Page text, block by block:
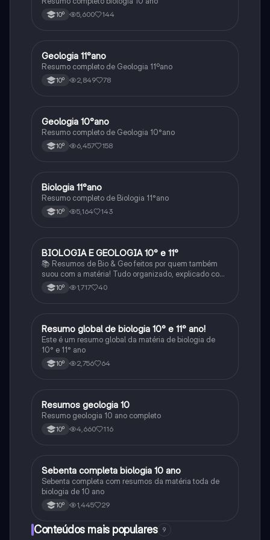
10º 5,600 144
Biologia
Geologia 11°ano
Resumo completo de Geologia 11ºano
10º 2,849 78
Biologia
Geologia 10°ano
Resumo completo de Geologia 10°ano
10º 6,457 158
Biologia
Biologia 11°ano
Resumo completo de Biologia 11°ano
10º 5,164 143
Biologia
BIOLOGIA E GEOLOGIA 10° e 11°
📚 Resumos de Bio & Geo feitos por quem também
suou com a matéria! Tudo organizado, explicado com
clareza e cheio de esquemas que ajudam mesmo a
perceber. Para estudar sem stress e com mais
10º 1,717 40
Biologia
Resumo global de biologia 10° e 11° ano!
Este é um resumo global da matéria de biologia de
10° e 11° ano
10º 2,756 64
Biologia
Resumos geologia 10
Resumo geologia 10 ano completo
10º 4,660 116
Biologia
Sebenta completa biologia 10 ano
Sebenta completa com resumos da matéria toda de
biologia de 10 ano
10º 1,445 29
Conteúdos mais populares 9